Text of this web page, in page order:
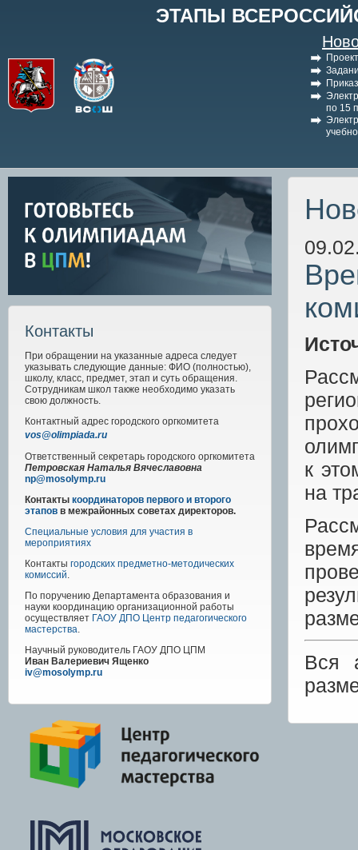
ЭТАПЫ
по 15
Контакты
При обращении на указанные адреса следует
указывать следующие данные: ФИО (полностью),
школу, класс, предмет, этап и суть обращения.
Сотрудникам школ также необходимо указать
свою должность.
Контактный адрес городского оргкомитета
vos@olimpiada.ru
Ответственный секретарь городского оргкомитета
Петровская Наталья Вячеславовна
np@mosolymp.ru
Контакты координаторов первого и второго
этапов в межрайонных советах директоров.
Специальные условия для участия в
мероприятиях
Контакты городских предметно-методических
комиссий.
По поручению Департамента образования и
науки координацию организационной работы
осуществляет ГАОУ ДПО Центр педагогического
мастерства.
Научный руководитель ГАОУ ДПО ЦПМ
Иван Валериевич Ященко
iv@mosolymp.ru
к
на
Вся